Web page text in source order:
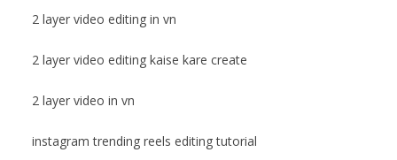
2 layer video editing in vn
2 layer video editing kaise kare create
2 layer video in vn
instagram trending reels editing tutorial